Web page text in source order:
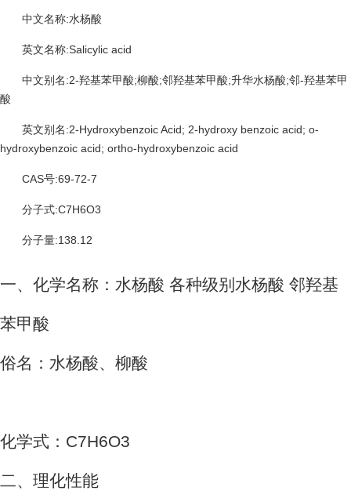
中文名称:水杨酸
英文名称:Salicylic acid
中文别名:2-羟基苯甲酸;柳酸;邻羟基苯甲酸;升华水杨酸;邻-羟基苯甲
酸
英文别名:2-Hydroxybenzoic Acid; 2-hydroxy benzoic acid; o-
hydroxybenzoic acid; ortho-hydroxybenzoic acid
CAS号:69-72-7
分子式:C7H6O3
分子量:138.12
一、化学名称：水杨酸 各种级别水杨酸 邻羟基
苯甲酸
俗名：水杨酸、柳酸
化学式：C7H6O3
二、理化性能